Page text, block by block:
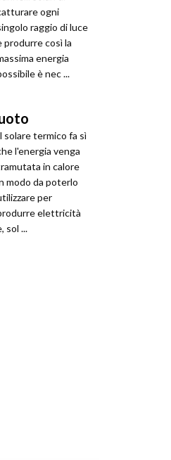
ogni
raggio di luce
produrre così la
energia
è nec ...
solare termico fa sì
l'energia venga
in calore
modo da poterlo
per
elettricità
sol ...